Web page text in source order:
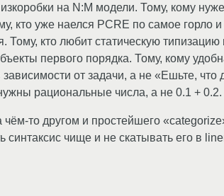
на N:M модели. Тому, кому
кто уже наелся PCRE по самое горло и
Тому, кто любит статическую
первого порядка. Тому, кому
от задачи, а не «Ешьте, что
рациональные числа, а не 0.1 + 0.2.
то другом и простейшего
чище и не скатывать его в